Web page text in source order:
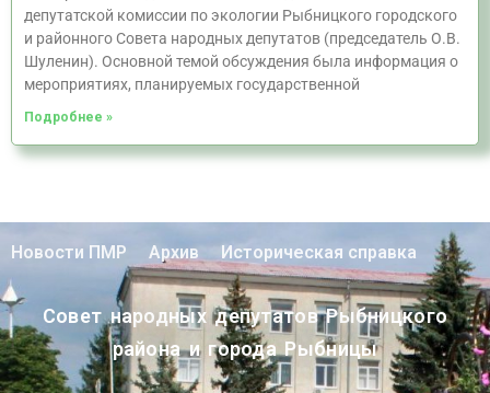
депутатской комиссии по экологии Рыбницкого городского
и районного Совета народных депутатов (председатель О.В.
Шуленин). Основной темой обсуждения была информация о
мероприятиях, планируемых государственной
Подробнее »
Новости ПМР Архив Историческая справка
Совет народных депутатов Рыбницкого
района и города Рыбницы